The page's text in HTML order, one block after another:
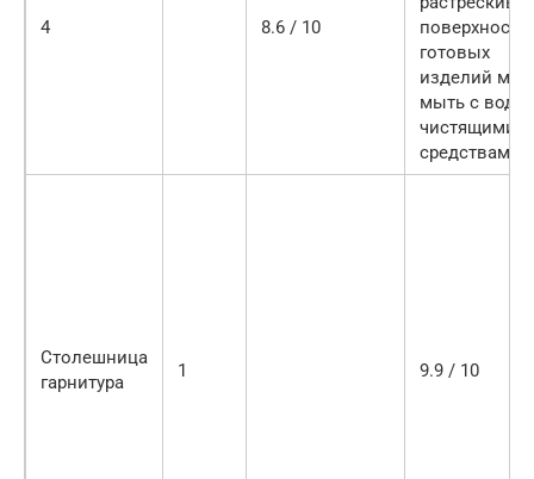
4 8.6 / 10
поверхности
готовых
изделий
мыть с
чистящими
средствами
Столешница
гарнитура
1 9.9 / 10